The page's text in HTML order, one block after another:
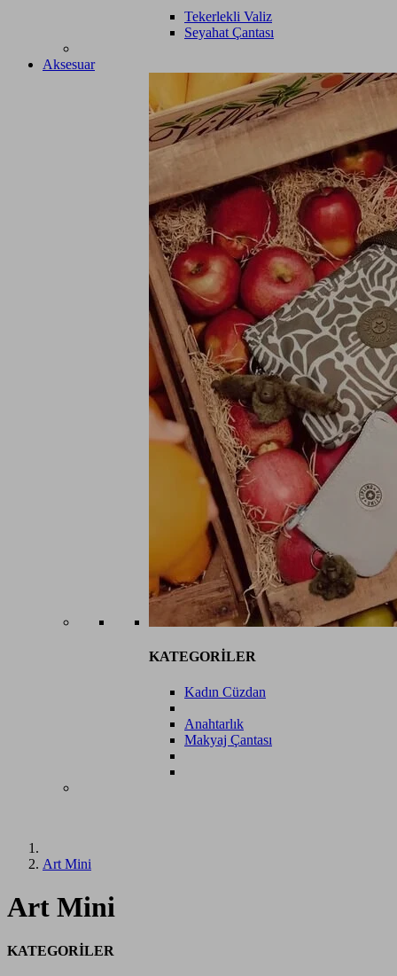
Tekerlekli Valiz
Seyahat Çantası
Aksesuar
KATEGORİLER
Kadın Cüzdan
Anahtarlık
Makyaj Çantası
Art Mini
Art Mini
KATEGORİLER